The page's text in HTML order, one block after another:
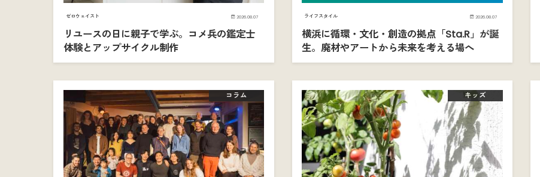
ゼロウェイスト 2026.08.07
リユースの日に親子で学ぶ。コメ兵の鑑定士
体験とアップサイクル制作
ライフスタイル 2026.08.07
横浜に循環・文化・創造の拠点「Sta.R」が誕
生。廃材やアートから未来を考える場へ
コラム キッズ